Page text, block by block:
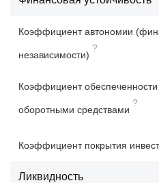
Коэффициент автономии
независимости)
?
Коэффициент
оборотными средствами
?
Коэффициент покрытия
Ликвидность